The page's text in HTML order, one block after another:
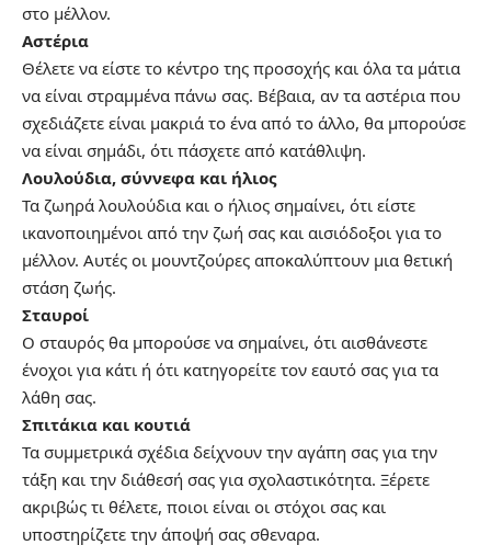
στο μέλλον.
Αστέρια
Θέλετε να είστε το κέντρο της προσοχής και όλα τα μάτια
να είναι στραμμένα πάνω σας. Βέβαια, αν τα αστέρια που
σχεδιάζετε είναι μακριά το ένα από το άλλο, θα μπορούσε
να είναι σημάδι, ότι πάσχετε από κατάθλιψη.
Λουλούδια, σύννεφα και ήλιος
Τα ζωηρά λουλούδια και ο ήλιος σημαίνει, ότι είστε
ικανοποιημένοι από την ζωή σας και αισιόδοξοι για το
μέλλον. Αυτές οι μουντζούρες αποκαλύπτουν μια θετική
στάση ζωής.
Σταυροί
Ο σταυρός θα μπορούσε να σημαίνει, ότι αισθάνεστε
ένοχοι για κάτι ή ότι κατηγορείτε τον εαυτό σας για τα
λάθη σας.
Σπιτάκια και κουτιά
Τα συμμετρικά σχέδια δείχνουν την αγάπη σας για την
τάξη και την διάθεσή σας για σχολαστικότητα. Ξέρετε
ακριβώς τι θέλετε, ποιοι είναι οι στόχοι σας και
υποστηρίζετε την άποψή σας σθεναρα.